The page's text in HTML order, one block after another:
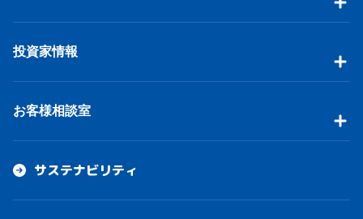
投資家情報
お客様相談室
サステナビリティ